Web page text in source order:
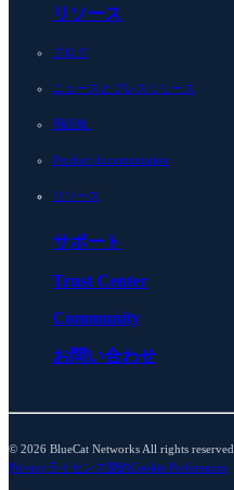
リソース
ブログ
ニュースとプレスリリース
用語集
Product documentation
リソース
サポート
Trust Center
Community
お問い合わせ
© 2026 BlueCat Networks All rights reserved
Privacyライセンス契約Cookie Preferences